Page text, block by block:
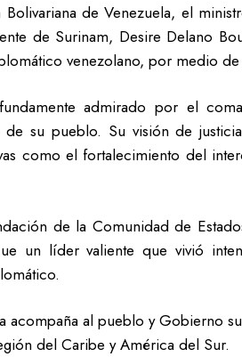
de Venezuela, el
de Surinam, Desire Delano
venezolano, por medio
admirado por el
su pueblo. Su visión de
como el fortalecimiento del
de la Comunidad de
un líder valiente que vivió
acompaña al pueblo y Gobierno
del Caribe y América del Sur.